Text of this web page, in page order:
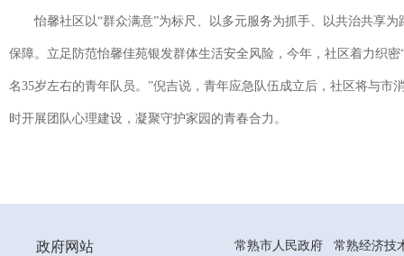
怡馨社区以“群众满意”为标尺、以多元服务为抓手、以共治共享
保障。立足防范怡馨佳苑银发群体生活安全风险，今年，社区着力织
名35岁左右的青年队员。”倪吉说，青年应急队伍成立后，社区将与
时开展团队心理建设，凝聚守护家园的青春合力。
政府网站 常熟市人民政府 常熟经济技